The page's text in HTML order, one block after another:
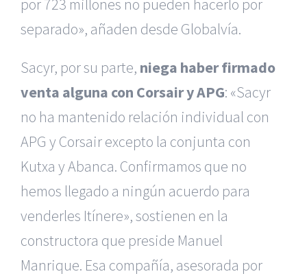
por 723 millones no pueden hacerlo por
separado», añaden desde Globalvía.
Sacyr, por su parte, niega haber firmado
venta alguna con Corsair y APG: «Sacyr
no ha mantenido relación individual con
APG y Corsair excepto la conjunta con
Kutxa y Abanca. Confirmamos que no
hemos llegado a ningún acuerdo para
venderles Itínere», sostienen en la
constructora que preside Manuel
Manrique. Esa compañía, asesorada por